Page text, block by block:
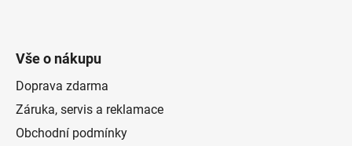
Vše o nákupu
Doprava zdarma
Záruka, servis a reklamace
Obchodní podmínky